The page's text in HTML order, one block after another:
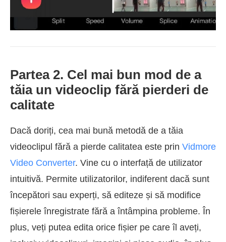
Partea 2. Cel mai bun mod de a
tăia un videoclip fără pierderi de
calitate
Dacă doriți, cea mai bună metodă de a tăia
videoclipul fără a pierde calitatea este prin Vidmore
Video Converter. Vine cu o interfață de utilizator
intuitivă. Permite utilizatorilor, indiferent dacă sunt
începători sau experți, să editeze și să modifice
fișierele înregistrate fără a întâmpina probleme. În
plus, veți putea edita orice fișier pe care îl aveți,